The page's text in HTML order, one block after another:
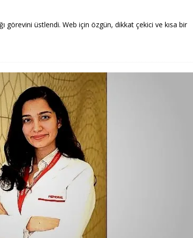
görevini üstlendi. Web için özgün, dikkat çekici ve kısa bir